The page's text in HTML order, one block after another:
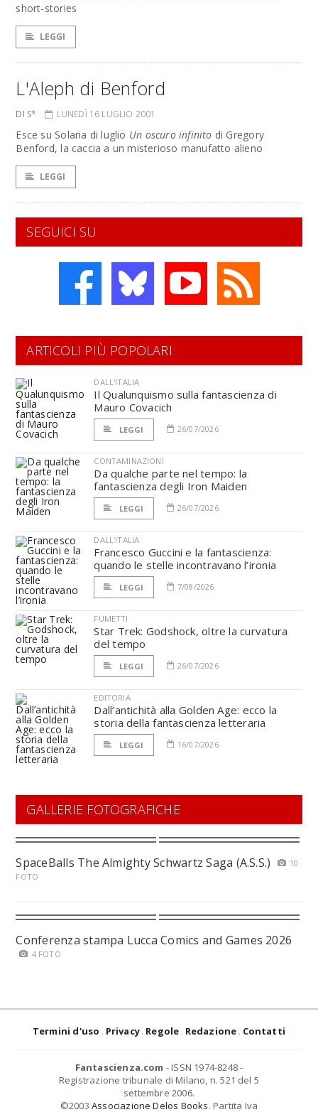
short-stories
LEGGI
L'Aleph di Benford
DI S* LUNEDÌ 16 LUGLIO 2001
Esce su Solaria di luglio Un oscuro infinito di Gregory
Benford, la caccia a un misterioso manufatto alieno
LEGGI
SEGUICI SU
ARTICOLI PIÙ POPOLARI
DALL'ITALIA
Il Qualunquismo sulla fantascienza di
Mauro Covacich
LEGGI 26/07/2026
CONTAMINAZIONI
Da qualche parte nel tempo: la
fantascienza degli Iron Maiden
LEGGI 26/07/2026
DALL'ITALIA
Francesco Guccini e la fantascienza:
quando le stelle incontravano l’ironia
LEGGI 7/08/2026
FUMETTI
Star Trek: Godshock, oltre la curvatura
del tempo
LEGGI 26/07/2026
EDITORIA
Dall’antichità alla Golden Age: ecco la
storia della fantascienza letteraria
LEGGI 16/07/2026
GALLERIE FOTOGRAFICHE
SpaceBalls The Almighty Schwartz Saga (A.S.S.)
10
FOTO
Conferenza stampa Lucca Comics and Games 2026
4 FOTO
Termini d'uso Privacy Regole Redazione Contatti
Fantascienza.com - ISSN 1974-8248 -
Registrazione tribunale di Milano, n. 521 del 5
settembre 2006.
©2003 Associazione Delos Books. Partita Iva